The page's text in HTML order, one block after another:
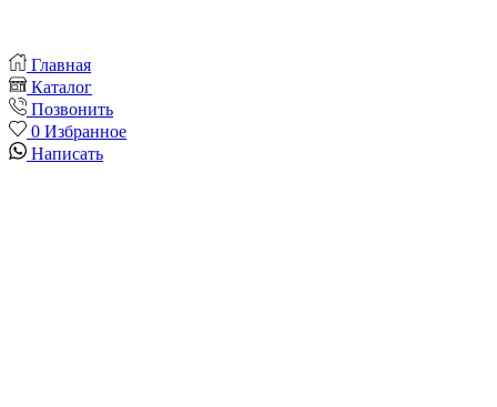
Главная
Каталог
Позвонить
0 Избранное
Написать